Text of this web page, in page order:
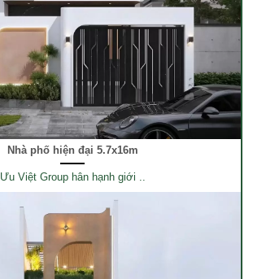
Nhà phố hiện đại 5.7x16m
Ưu Việt Group hân hạnh giới ..